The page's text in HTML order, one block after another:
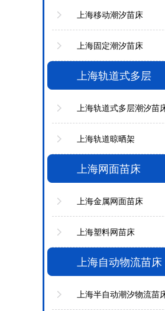
上海移动潮汐苗床
上海固定潮汐苗床
上海轨道式多层
上海轨道式多层潮汐苗
上海轨道晾晒架
上海网面苗床
上海金属网面苗床
上海塑料网苗床
上海自动物流苗床
上海半自动潮汐物流苗